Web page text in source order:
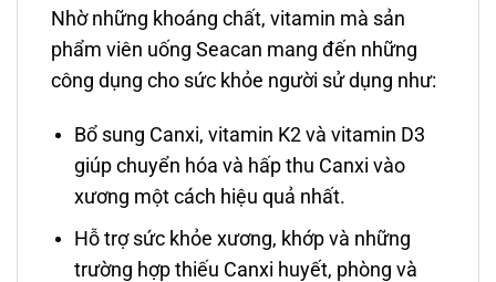
Nhờ những khoáng chất, vitamin mà sản
phẩm viên uống Seacan mang đến những
công dụng cho sức khỏe người sử dụng như:
Bổ sung Canxi, vitamin K2 và vitamin D3
giúp chuyển hóa và hấp thu Canxi vào
xương một cách hiệu quả nhất.
Hỗ trợ sức khỏe xương, khớp và những
trường hợp thiếu Canxi huyết, phòng và